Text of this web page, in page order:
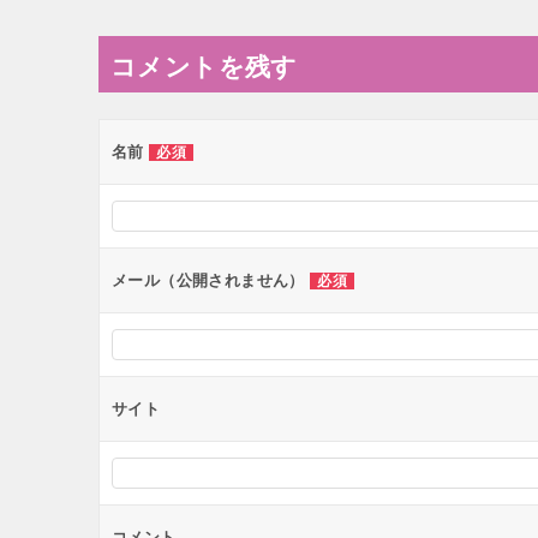
ナ
ビ
ー
ョ
ン
コメントを残す
名前 必須
メール（公開されません） 必須
サイト